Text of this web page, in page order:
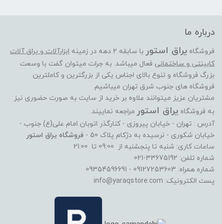
درباره ما
فروشگاه یراق استور با سابقه 2 دهه در زمینه
ابزارآلات و یراق آلات
کابینتی و ساختمانی فعال میباشد. به جرات میتوان گفت با وسعت
بزرگ فروشگاه و تنوع بالای اجناس یکی از بزرگترین و کاملترین
فروشگاه های جنوب شرق تهران میباشیم.
مشتریان عزیز میتوانند علاوه بر خرید از سایت به صورت حضوری نیز
به فروشگاه یراق استور مراجعه نماییند.
آدرس : تهران - خیابان پیروزی - کنارگذر اتوبان امام علی(ع) جنوب -
خیابان شکوری - نرسیده به دژکام پلاک 50 -
فروشگاه یراق استور
ساعات کاری: شنبه تا پنجشنبه از 09:00 تا 21:00
شماره تلفن: 33675192-021
شماره همراه: 09127253603 - 09354596691
پست الکترونیک: info@yaraqstore.com